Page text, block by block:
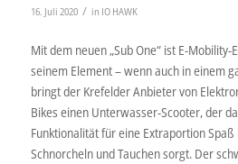
16. Juli 2020 / in IO HAWK
Mit dem neuen „Sub One“ ist E-Mobility-
seinem Element – wenn auch in einem
bringt der Krefelder Anbieter von
Bikes einen Unterwasser-Scooter, der
Funktionalität für eine Extraportion
Schnorcheln und Tauchen sorgt. Der